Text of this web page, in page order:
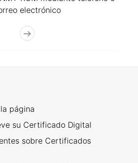
electrónico
página
su Certificado Digital
sobre Certificados